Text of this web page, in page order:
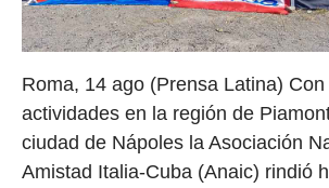
Roma, 14 ago (Prensa Latina)
actividades en la región de
ciudad de Nápoles la Asociación
Amistad Italia-Cuba (Anaic) rindió